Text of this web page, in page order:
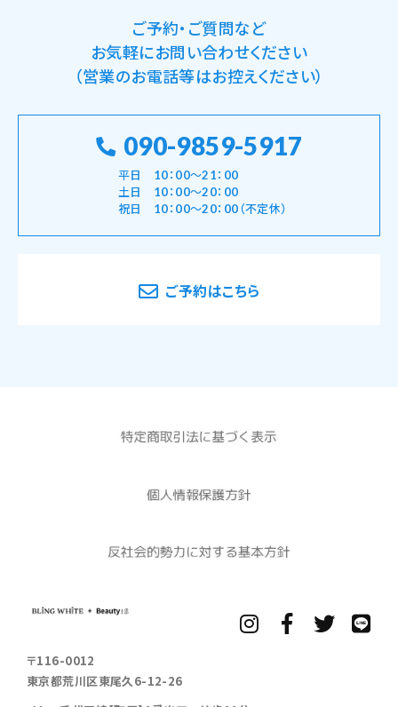
ご予約・ご質問など
お気軽にお問い合わせください
（営業のお電話等はお控えください）
090-9859-5917
平日 10：00～21：00
土日 10：00～20：00
祝日 10：00～20：00（不定休）
ご予約はこちら
〒116-0012
東京都荒川区東尾久6-12-26